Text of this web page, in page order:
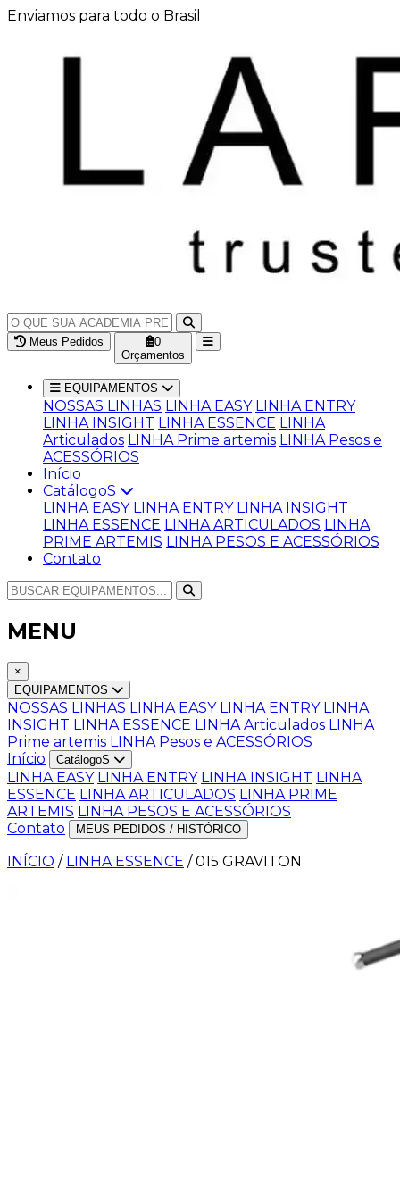
Enviamos para todo o Brasil
Meus Pedidos
0
Orçamentos
EQUIPAMENTOS
NOSSAS LINHAS LINHA EASY LINHA ENTRY
LINHA INSIGHT LINHA ESSENCE LINHA
Articulados LINHA Prime artemis LINHA Pesos e
ACESSÓRIOS
Início
CatálogoS
LINHA EASY LINHA ENTRY LINHA INSIGHT
LINHA ESSENCE LINHA ARTICULADOS LINHA
PRIME ARTEMIS LINHA PESOS E ACESSÓRIOS
Contato
MENU
×
EQUIPAMENTOS
NOSSAS LINHAS LINHA EASY LINHA ENTRY LINHA
INSIGHT LINHA ESSENCE LINHA Articulados LINHA
Prime artemis LINHA Pesos e ACESSÓRIOS
Início
CatálogoS
LINHA EASY LINHA ENTRY LINHA INSIGHT LINHA
ESSENCE LINHA ARTICULADOS LINHA PRIME
ARTEMIS LINHA PESOS E ACESSÓRIOS
Contato
MEUS PEDIDOS / HISTÓRICO
INÍCIO / LINHA ESSENCE / 015 GRAVITON